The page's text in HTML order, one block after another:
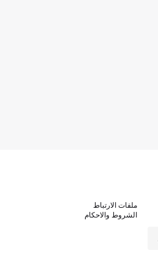
ملفات الارتباط
الشروط والاحكام